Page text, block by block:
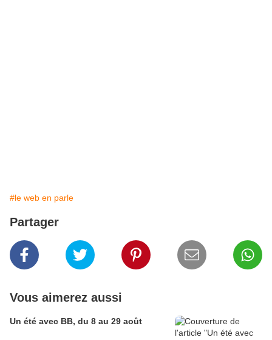
#le web en parle
Partager
Vous aimerez aussi
Un été avec BB, du 8 au 29 août